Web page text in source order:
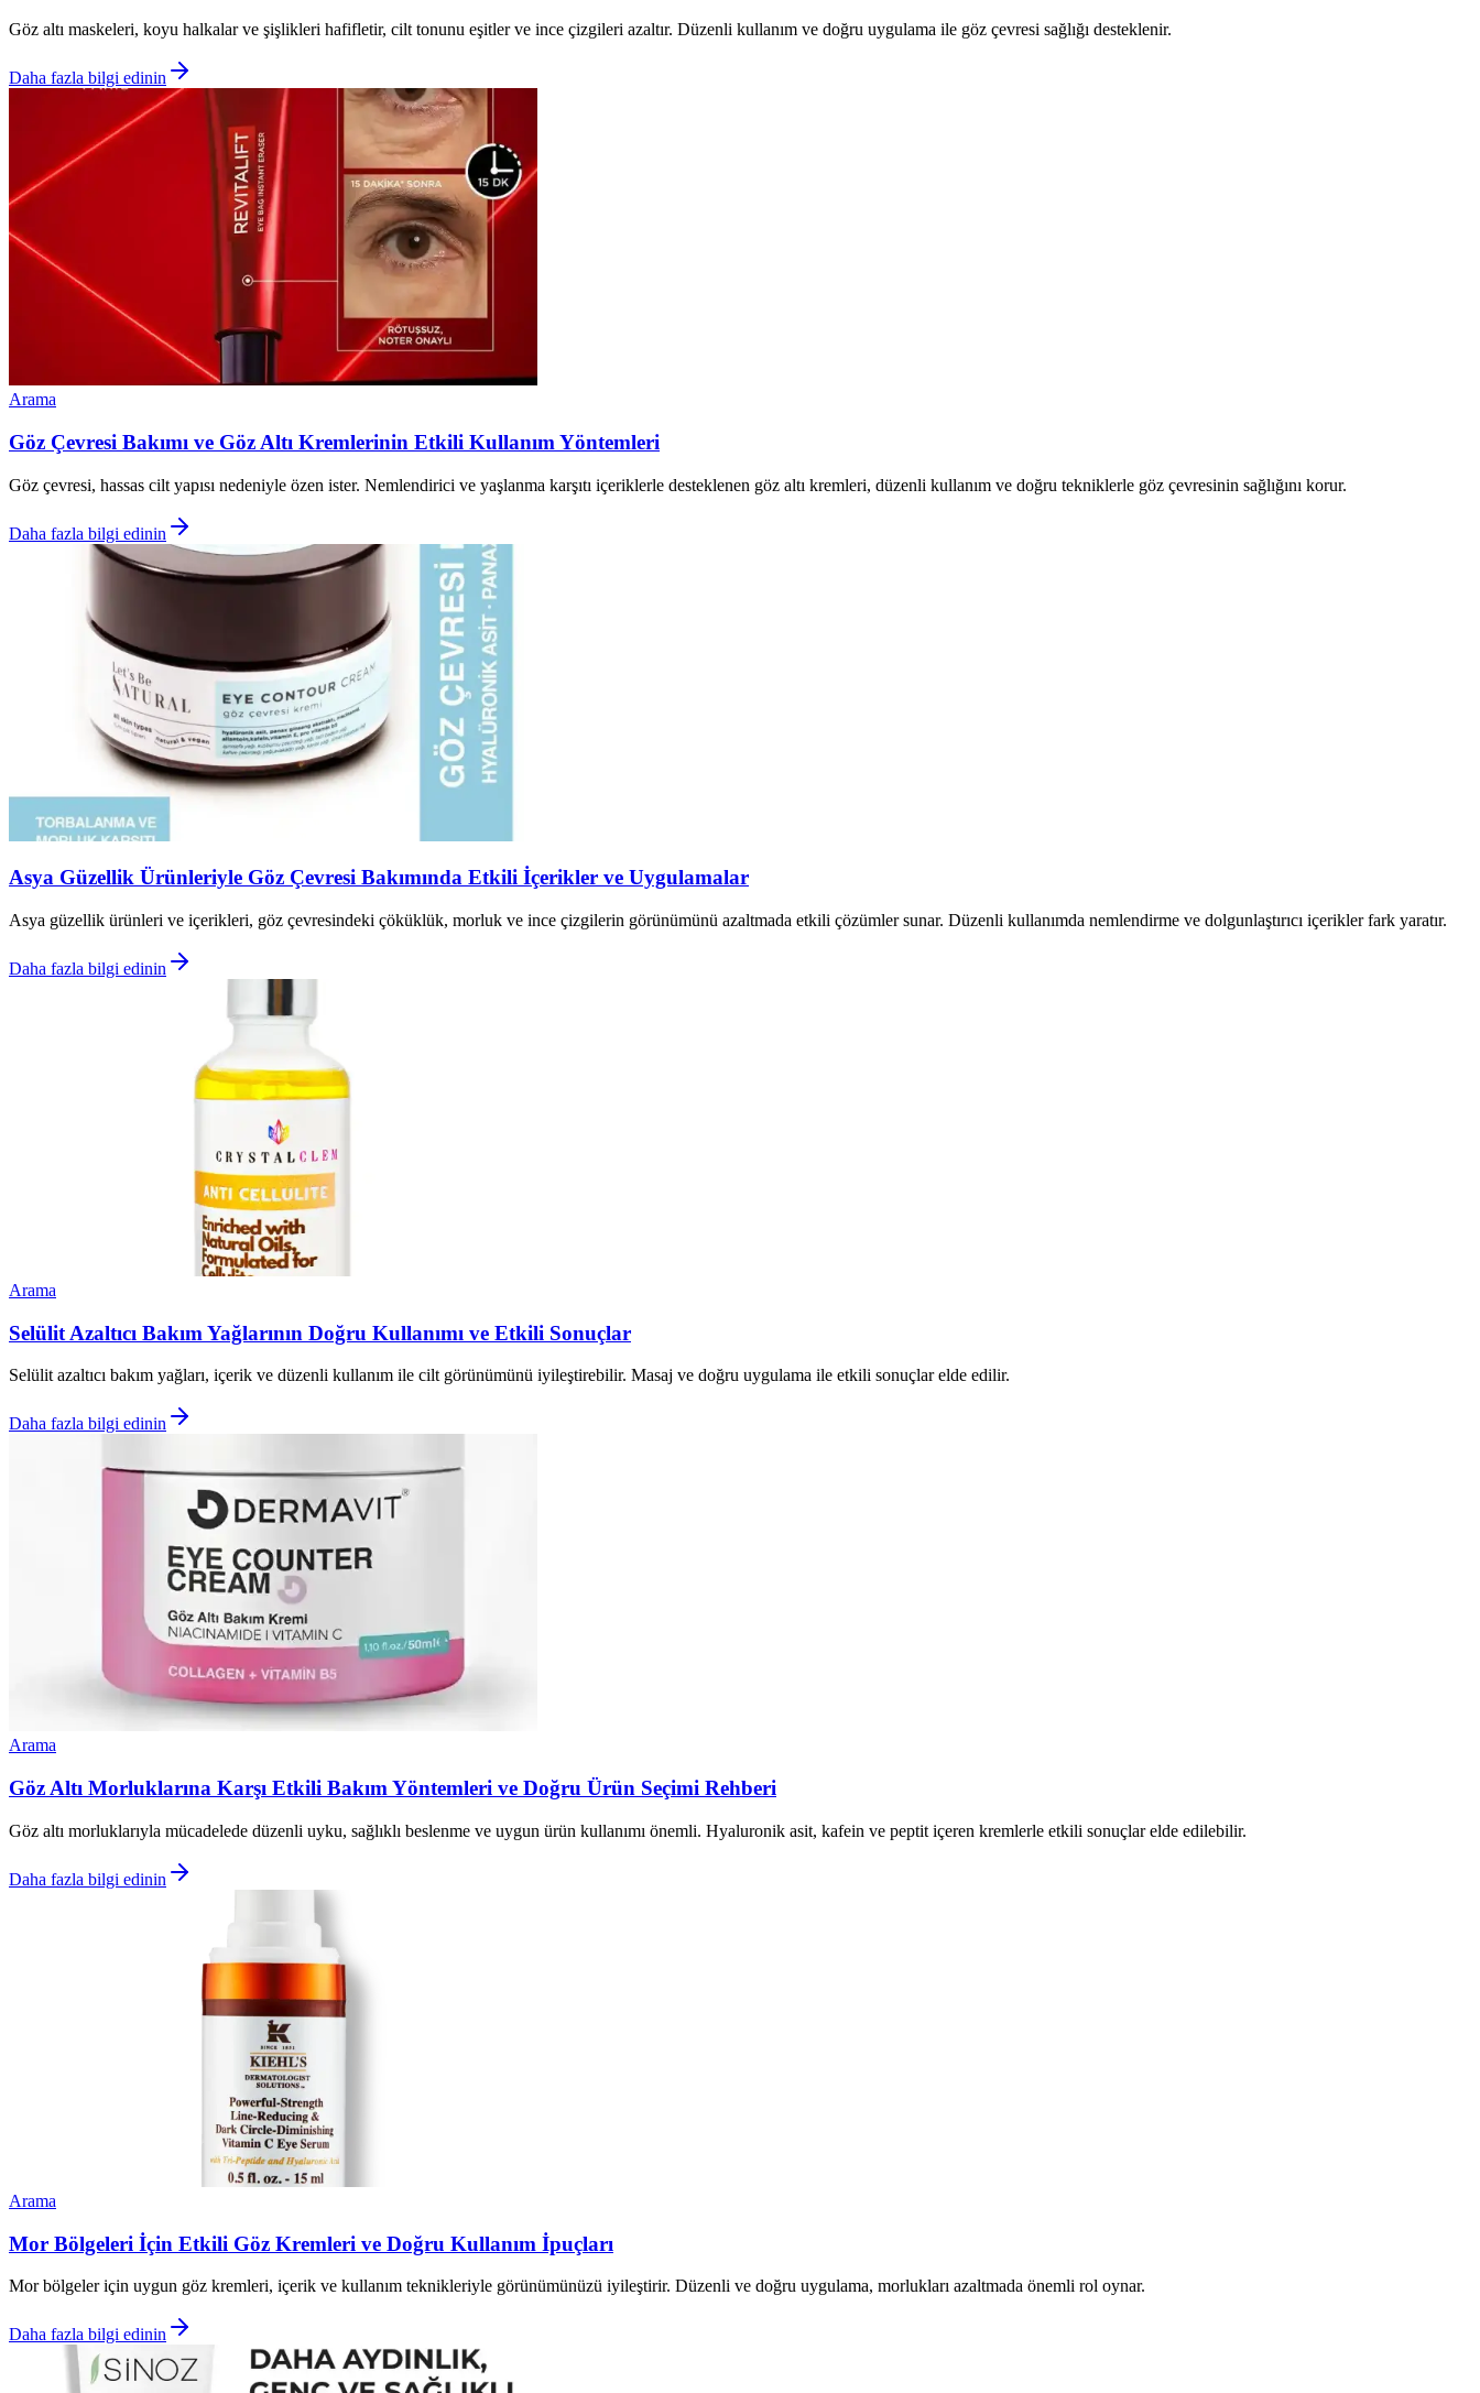
Göz altı maskeleri, koyu halkalar ve şişlikleri hafifletir, cilt tonunu eşitler ve ince çizgileri azaltır. Düzenli kullanım ve doğru uygulama ile göz çevresi sağlığı desteklenir.
Daha fazla bilgi edinin
Arama
Göz Çevresi Bakımı ve Göz Altı Kremlerinin Etkili Kullanım Yöntemleri
Göz çevresi, hassas cilt yapısı nedeniyle özen ister. Nemlendirici ve yaşlanma karşıtı içeriklerle desteklenen göz altı kremleri, düzenli kullanım ve doğru tekniklerle göz çevresinin sağlığını korur.
Daha fazla bilgi edinin
Asya Güzellik Ürünleriyle Göz Çevresi Bakımında Etkili İçerikler ve Uygulamalar
Asya güzellik ürünleri ve içerikleri, göz çevresindeki çöküklük, morluk ve ince çizgilerin görünümünü azaltmada etkili çözümler sunar. Düzenli kullanımda nemlendirme ve dolgunlaştırıcı içerikler fark yaratır.
Daha fazla bilgi edinin
Arama
Selülit Azaltıcı Bakım Yağlarının Doğru Kullanımı ve Etkili Sonuçlar
Selülit azaltıcı bakım yağları, içerik ve düzenli kullanım ile cilt görünümünü iyileştirebilir. Masaj ve doğru uygulama ile etkili sonuçlar elde edilir.
Daha fazla bilgi edinin
Arama
Göz Altı Morluklarına Karşı Etkili Bakım Yöntemleri ve Doğru Ürün Seçimi Rehberi
Göz altı morluklarıyla mücadelede düzenli uyku, sağlıklı beslenme ve uygun ürün kullanımı önemli. Hyaluronik asit, kafein ve peptit içeren kremlerle etkili sonuçlar elde edilebilir.
Daha fazla bilgi edinin
Arama
Mor Bölgeleri İçin Etkili Göz Kremleri ve Doğru Kullanım İpuçları
Mor bölgeler için uygun göz kremleri, içerik ve kullanım teknikleriyle görünümünüzü iyileştirir. Düzenli ve doğru uygulama, morlukları azaltmada önemli rol oynar.
Daha fazla bilgi edinin